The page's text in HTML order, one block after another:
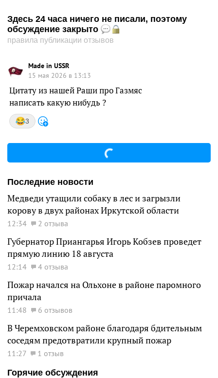
Здесь 24 часа ничего не писали, поэтому
обсуждение закрыто
правила публикации отзывов
Made in USSR
15 мая 2026 в 13:13
Цитату из нашей Раши про Газмяс
написать какую нибудь ?
3
Последние новости
Медведи утащили собаку в лес и загрызли
корову в двух районах Иркутской области
12:34 2 отзыва
Губернатор Приангарья Игорь Кобзев проведет
прямую линию 18 августа
12:14 4 отзыва
Пожар начался на Ольхоне в районе паромного
причала
11:48 6 отзывов
В Черемховском районе благодаря бдительным
соседям предотвратили крупный пожар
11:27
1 отзыв
Горячие обсуждения